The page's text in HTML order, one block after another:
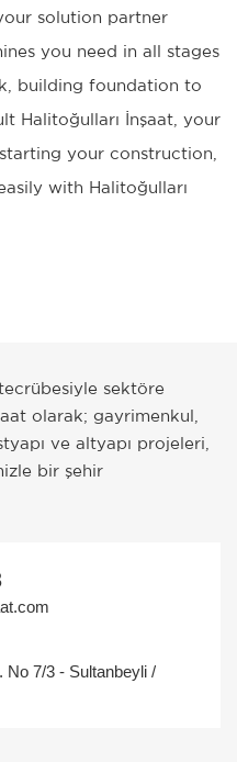
solution partner
you need in all stages
building foundation to
Halitoğulları İnşaat, your
your construction,
with Halitoğulları
sektöre
olarak; gayrimenkul,
ve altyapı projeleri,
bir şehir
7/3 - Sultanbeyli /